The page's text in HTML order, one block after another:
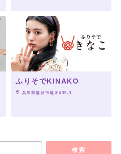
ふりそでKINAKO
兵庫県姫路市延末435-3
検索